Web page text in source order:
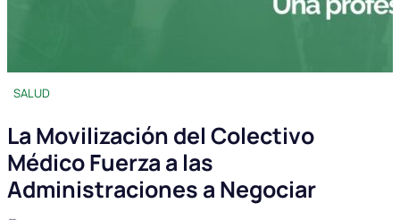
SALUD
La Movilización del Colectivo
Médico Fuerza a las
Administraciones a Negociar